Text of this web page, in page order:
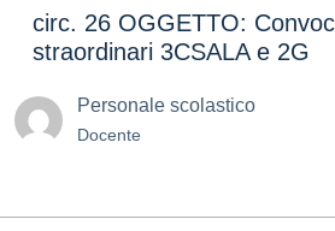
circ. 26 OGGETTO:
straordinari 3CSALA e 2G
Personale scolastico
Docente